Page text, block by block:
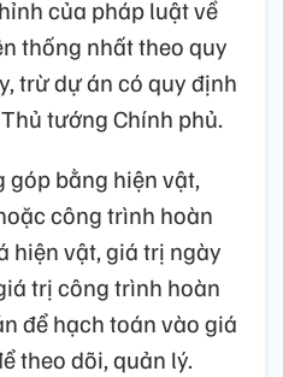
của pháp luật về
thống nhất theo quy
trừ dự án có quy định
tướng Chính phủ.
góp bằng hiện vật,
công trình hoàn
hiện vật, giá trị ngày
trị công trình hoàn
để hạch toán vào giá
theo dõi, quản lý.